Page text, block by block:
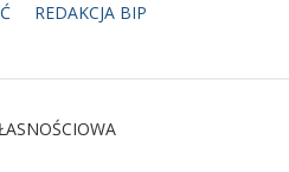
REDAKCJA BIP